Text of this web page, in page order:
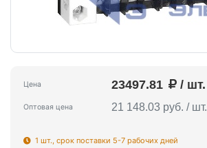
Цена 23497.81 / шт.
Оптовая цена 21 148.03 руб. / шт.
1 шт., срок поставки 5-7 рабочих дней